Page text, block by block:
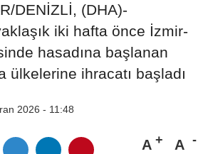
DENİZLİ, (DHA)-
iki hafta önce İzmir-
hasadına başlanan
ülkelerine ihracatı başladı
2026 - 11:48
A A